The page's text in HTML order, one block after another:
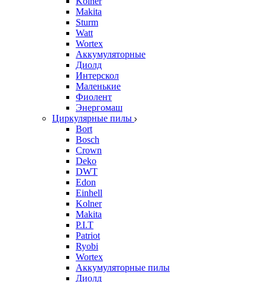
Makita
Sturm
Watt
Wortex
Аккумуляторные
Диолд
Интерскол
Маленькие
Фиолент
Энергомаш
Циркулярные пилы
Bort
Bosch
Crown
Deko
DWT
Edon
Einhell
Kolner
Makita
P.I.T
Patriot
Ryobi
Wortex
Аккумуляторные пилы
Диолд